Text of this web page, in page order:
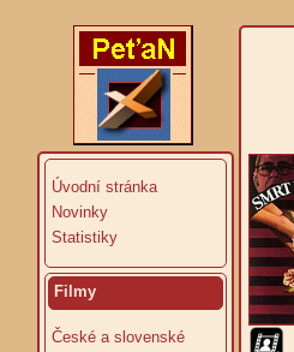
Úvodní stránka
Novinky
Statistiky
Filmy
České a slovenské